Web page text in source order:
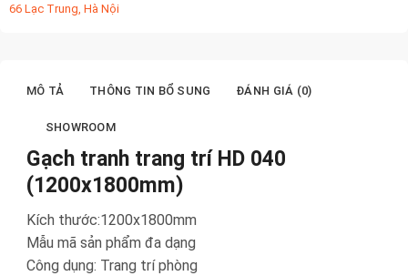
66 Lạc Trung, Hà Nội
MÔ TẢ THÔNG TIN BỔ SUNG ĐÁNH GIÁ (0)
SHOWROOM
Gạch tranh trang trí HD 040
(1200x1800mm)
Kích thước:1200x1800mm
Mẫu mã sản phẩm đa dạng
Công dụng: Trang trí phòng